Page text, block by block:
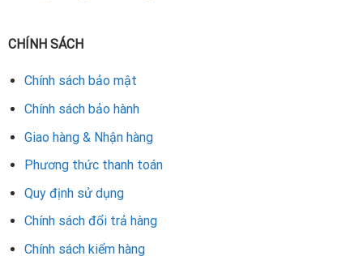
CHÍNH SÁCH
Chính sách bảo mật
Chính sách bảo hành
Giao hàng & Nhận hàng
Phương thức thanh toán
Quy định sử dụng
Chính sách đổi trả hàng
Chính sách kiểm hàng